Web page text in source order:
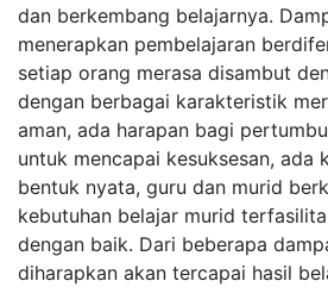
dan berkembang belajarnya.
menerapkan pembelajaran
setiap orang merasa disambut
dengan berbagai karakteristik
aman, ada harapan bagi
untuk mencapai kesuksesan, ada
bentuk nyata, guru dan murid
kebutuhan belajar murid
dengan baik. Dari beberapa
diharapkan akan tercapai hasil